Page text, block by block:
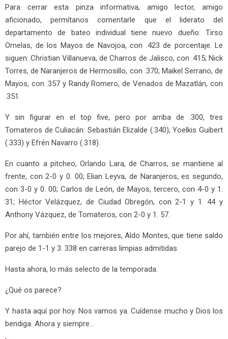
Para cerrar esta pinza informativa, amigo lector, amigo
aficionado, permítanos comentarle que el liderato del
departamento de bateo individual tiene nuevo dueño: Tirso
Ornelas, de los Mayos de Navojoa, con .423 de porcentaje. Le
siguen: Christian Villanueva, de Charros de Jalisco, con .415; Nick
Torres, de Naranjeros de Hermosillo, con .370; Maikel Serrano, de
Mayos, con .357 y Randy Romero, de Venados de Mazatlán, con
.351.
Y sin figurar en el top five, pero por arriba de .300, tres
Tomateros de Culiacán: Sebastián Elizalde (.340), Yoelkis Guibert
(.333) y Efrén Navarro (.318).
En cuanto a pitcheo, Orlando Lara, de Charros, se mantiene al
frente, con 2-0 y 0. 00; Elian Leyva, de Naranjeros, es segundo,
con 3-0 y 0. 00; Carlos de León, de Mayos, tercero, con 4-0 y 1.
31; Héctor Velázquez, de Ciudad Obregón, con 2-1 y 1. 44 y
Anthony Vázquez, de Tomateros, con 2-0 y 1. 57.
Por ahí, también entre los mejores, Aldo Montes, que tiene saldo
parejo de 1-1 y 3. 338 en carreras limpias admitidas.
Hasta ahora, lo más selecto de la temporada.
¿Qué os parece?
Y hasta aquí por hoy. Nos vamos ya. Cuídense mucho y Dios los
bendiga. Ahora y siempre…